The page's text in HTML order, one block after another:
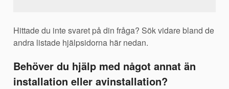
Hittade du inte svaret på din fråga? Sök vidare bland de
andra listade hjälpsidorna här nedan.
Behöver du hjälp med något annat än
installation eller avinstallation?